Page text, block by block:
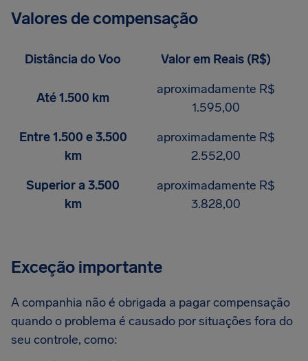
Valores de compensação
Distância do Voo Valor em Reais (R$)
Até 1.500 km
aproximadamente R$
1.595,00
Entre 1.500 e 3.500
km
aproximadamente R$
2.552,00
Superior a 3.500
km
aproximadamente R$
3.828,00
Exceção importante
A companhia não é obrigada a pagar compensação
quando o problema é causado por situações fora do
seu controle, como: